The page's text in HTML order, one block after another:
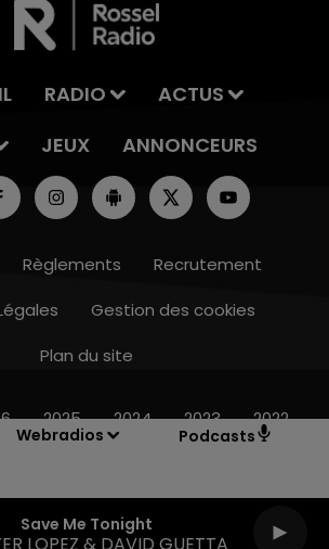
Webradios Podcasts
Save Me Tonight
LOPEZ & DAVID GUETTA
- 14h00
RADIO
ACTUS
JEUX ANNONCEURS
Règlements
Recrutement
Gestion des cookies
Plan du site
2025 2024 2023 2022